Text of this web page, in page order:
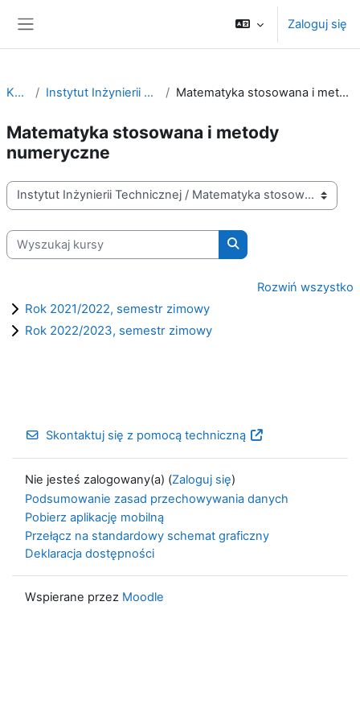
Zaloguj się
Kursy Instytut Inżynierii Technicznej Matematyka stosowana i metody numeryczne
Matematyka stosowana i metody
numeryczne
Kategorie kursów
Wyszukaj kursy
Wyszukaj kursy
Rozwiń wszystko
Rok 2021/2022, semestr zimowy
Rok 2022/2023, semestr zimowy
Skontaktuj się z pomocą techniczną
Nie jesteś zalogowany(a) (Zaloguj się)
Podsumowanie zasad przechowywania danych
Pobierz aplikację mobilną
Przełącz na standardowy schemat graficzny
Deklaracja dostępności
Wspierane przez Moodle